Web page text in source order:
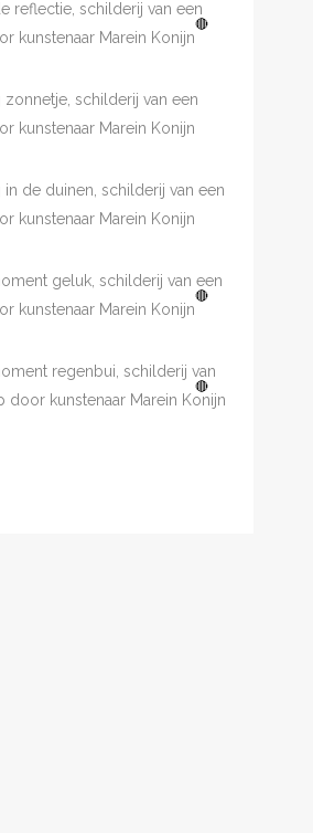
🔴
reflectie
waterig zonnetje
in de duinen
🔴
moment, geluk
🔴
klein moment,
regenbui